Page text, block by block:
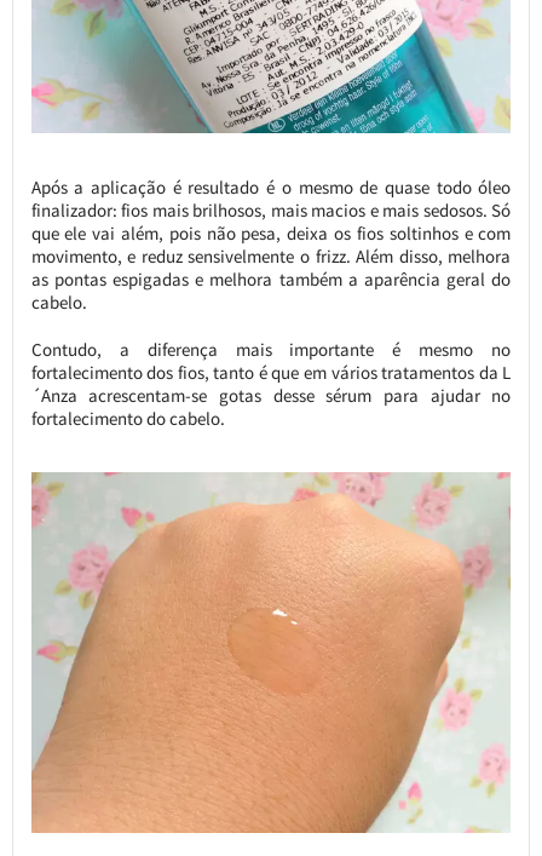
Após a aplicação é resultado é o mesmo de quase todo óleo
finalizador: fios mais brilhosos, mais macios e mais sedosos. Só
que ele vai além, pois não pesa, deixa os fios soltinhos e com
movimento, e reduz sensivelmente o frizz. Além disso, melhora
as pontas espigadas e melhora também a aparência geral do
cabelo.
Contudo, a diferença mais importante é mesmo no
fortalecimento dos fios, tanto é que em vários tratamentos da L
´Anza acrescentam-se gotas desse sérum para ajudar no
fortalecimento do cabelo.